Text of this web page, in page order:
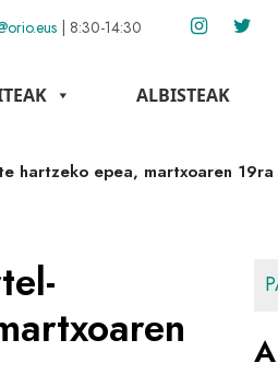
| 8:30-14:30
ALBISTEAK
hartzeko epea, martxoaren